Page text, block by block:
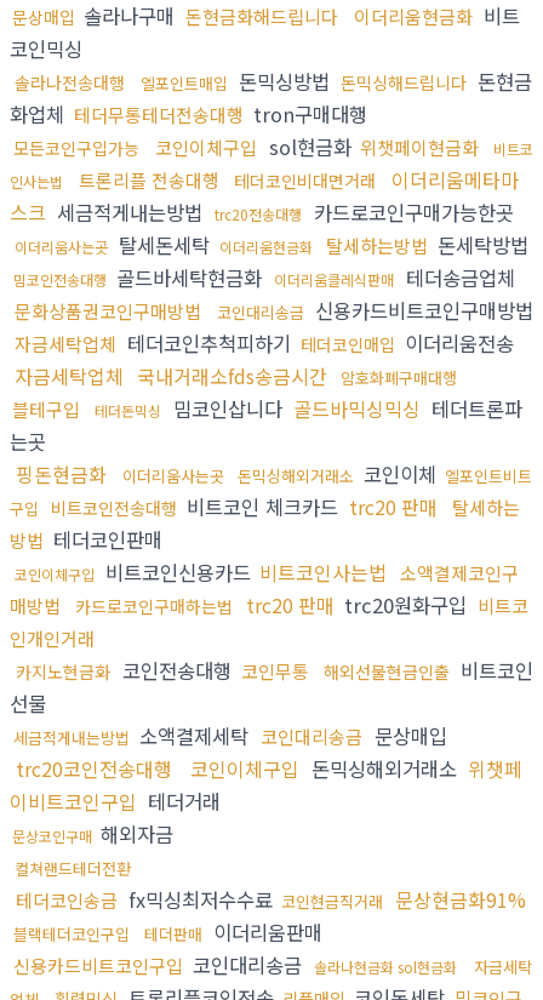
문상매입 솔라나구매 돈현금화해드립니다 이더리움현금화 비트
코인믹싱
솔라나전송대행 엘포인트매입 돈믹싱방법 돈믹싱해드립니다 돈현금
화업체 테더무통테더전송대행 tron구매대행
모든코인구입가능 코인이체구입 sol현금화 위챗페이현금화
비트코
인사는법
트론리플 전송대행 테더코인비대면거래
이더리움메타마
스크 세금적게내는방법 trc20전송대행 카드로코인구매가능한곳
이더리움사는곳 탈세돈세탁 이더리움현금화 탈세하는방법 돈세탁방법
밈코인전송대행 골드바세탁현금화 이더리움클레식판매 테더송금업체
문화상품권코인구매방법 코인대리송금 신용카드비트코인구매방법
자금세탁업체 테더코인추척피하기 테더코인매입 이더리움전송
자금세탁업체 국내거래소fds송금시간 암호화폐구매대행
블테구입 테더돈믹싱 밈코인삽니다 골드바믹싱믹싱 테더트론파
는곳
핑돈현금화
이더리움사는곳 돈믹싱해외거래소 코인이체 엘포인트비트
구입
비트코인전송대행 비트코인 체크카드 trc20 판매
탈세하는
방법 테더코인판매
코인이체구입 비트코인신용카드 비트코인사는법
소액결제코인구
매방법
카드로코인구매하는법 trc20 판매 trc20원화구입 비트코
인개인거래
카지노현금화 코인전송대행 코인무통 해외선물현금인출 비트코인
선물
세금적게내는방법 소액결제세탁 코인대리송금 문상매입
trc20코인전송대행
코인이체구입 돈믹싱해외거래소 위챗페
이비트코인구입 테더거래
문상코인구매 해외자금
컬쳐랜드테더전환
테더코인송금 fx믹싱최저수수료 코인현금직거래 문상현금화91%
블랙테더코인구입 테더판매 이더리움판매
신용카드비트코인구입 코인대리송금 솔라나현금화 sol현금화
자금세탁